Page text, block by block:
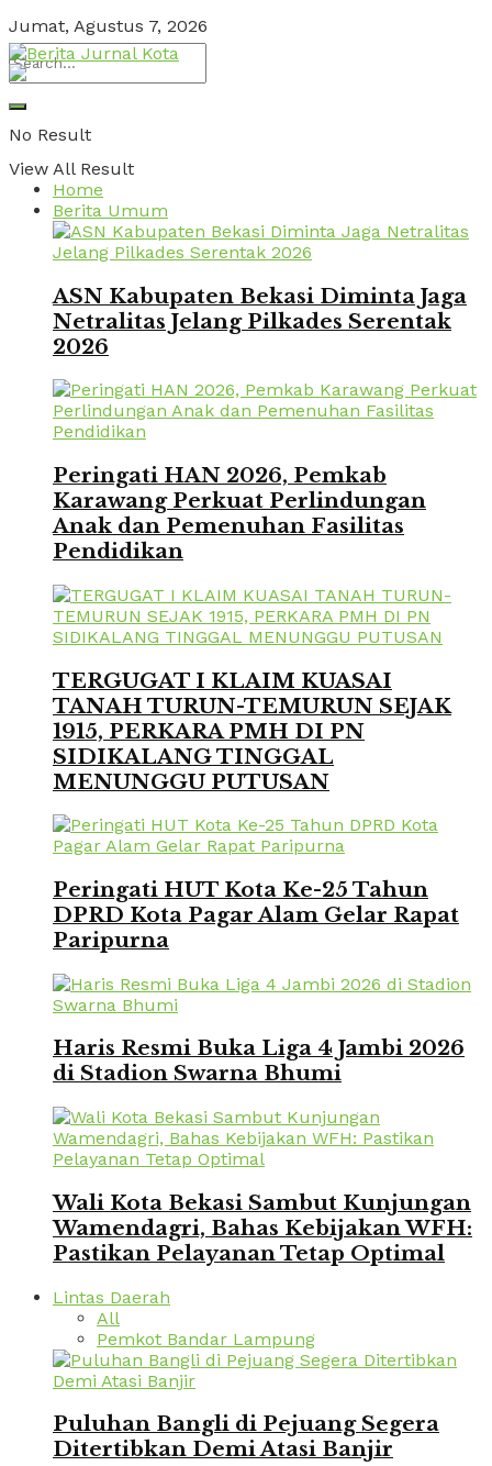
Jumat, Agustus 7, 2026
No Result
View All Result
Home
Berita Umum
ASN Kabupaten Bekasi Diminta Jaga
Netralitas Jelang Pilkades Serentak
2026
Peringati HAN 2026, Pemkab
Karawang Perkuat Perlindungan
Anak dan Pemenuhan Fasilitas
Pendidikan
TERGUGAT I KLAIM KUASAI
TANAH TURUN-TEMURUN SEJAK
1915, PERKARA PMH DI PN
SIDIKALANG TINGGAL
MENUNGGU PUTUSAN
Peringati HUT Kota Ke-25 Tahun
DPRD Kota Pagar Alam Gelar Rapat
Paripurna
Haris Resmi Buka Liga 4 Jambi 2026
di Stadion Swarna Bhumi
Wali Kota Bekasi Sambut Kunjungan
Wamendagri, Bahas Kebijakan WFH:
Pastikan Pelayanan Tetap Optimal
Lintas Daerah
All
Pemkot Bandar Lampung
Puluhan Bangli di Pejuang Segera
Ditertibkan Demi Atasi Banjir